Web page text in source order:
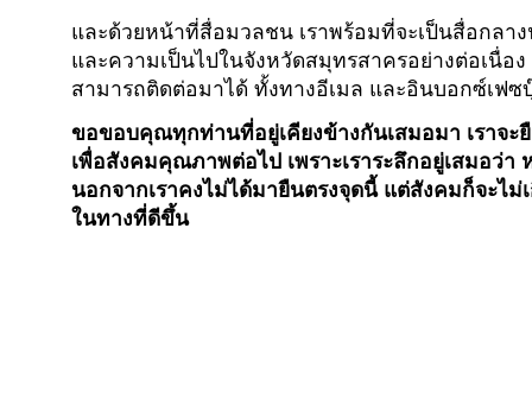
และด้วยหน้าที่สื่อมวลชน เราพร้อมที่จะเป็นสื่อกลาง
และความเป็นไปในจังหวัดสมุทรสาครอย่างต่อเนื่อง
สามารถติดต่อมาได้ ทั้งทางอีเมล และอินบอกซ์เฟซ
ขอขอบคุณทุกท่านที่อยู่เคียงข้างกันเสมอมา เราจ
เพื่อสังคมคุณภาพต่อไป เพราะเราระลึกอยู่เสมอว่
นอกจากเราคงไม่ได้มายืนตรงจุดนี้ แต่สังคมก็จะไม่
ในทางที่ดีขึ้น